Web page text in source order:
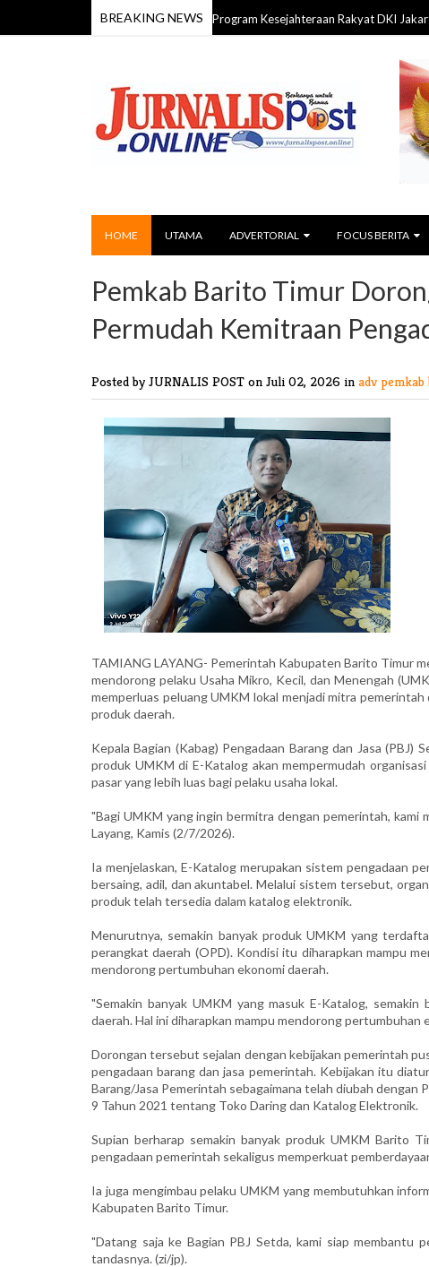
BREAKING NEWS
IV DPRD Kalsel Pelajari Program Kesejahteraan Rakyat DKI Jakarta untuk
HOME UTAMA ADVERTORIAL FOCUS BERITA
Pemkab Barito Timur
Permudah Kemitraan
Posted by JURNALIS POST on Juli 02, 2026 in adv
TAMIANG LAYANG- Pemerintah Kabupaten Barito Timur
mendorong pelaku Usaha Mikro, Kecil, dan Menengah
memperluas peluang UMKM lokal menjadi mitra
produk daerah.
Kepala Bagian (Kabag) Pengadaan Barang dan Jasa
produk UMKM di E-Katalog akan mempermudah
pasar yang lebih luas bagi pelaku usaha lokal.
"Bagi UMKM yang ingin bermitra dengan pemerintah, kami
Layang, Kamis (2/7/2026).
Ia menjelaskan, E-Katalog merupakan sistem pengadaan
bersaing, adil, dan akuntabel. Melalui sistem tersebut,
produk telah tersedia dalam katalog elektronik.
Menurutnya, semakin banyak produk UMKM yang
perangkat daerah (OPD). Kondisi itu diharapkan mampu
mendorong pertumbuhan ekonomi daerah.
"Semakin banyak UMKM yang masuk E-Katalog,
daerah. Hal ini diharapkan mampu mendorong
Dorongan tersebut sejalan dengan kebijakan pemerintah
pengadaan barang dan jasa pemerintah. Kebijakan itu
Barang/Jasa Pemerintah sebagaimana telah diubah
9 Tahun 2021 tentang Toko Daring dan Katalog Elektronik.
Supian berharap semakin banyak produk UMKM Barito
pengadaan pemerintah sekaligus memperkuat
Ia juga mengimbau pelaku UMKM yang membutuhkan
Kabupaten Barito Timur.
"Datang saja ke Bagian PBJ Setda, kami siap membantu
tandasnya. (zi/jp).